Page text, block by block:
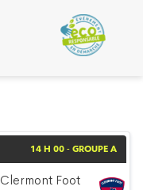
14 H 00 - GROUPE A
Clermont Foot